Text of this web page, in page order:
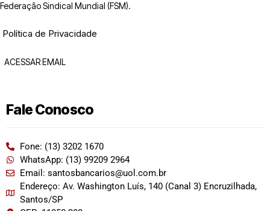
Federação Sindical Mundial (FSM).
Política de Privacidade
ACESSAR EMAIL
Fale Conosco
Fone: (13) 3202 1670
WhatsApp: (13) 99209 2964
Email: santosbancarios@uol.com.br
Endereço: Av. Washington Luís, 140 (Canal 3) Encruzilhada,
Santos/SP